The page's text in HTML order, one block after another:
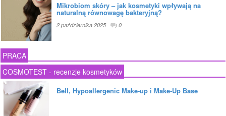
Mikrobiom skóry – jak kosmetyki wpływają na
naturalną równowagę bakteryjną?
2 października 2025 0
PRACA
COSMOTEST - recenzje kosmetyków
Bell, Hypoallergenic Make-up i Make-Up Base